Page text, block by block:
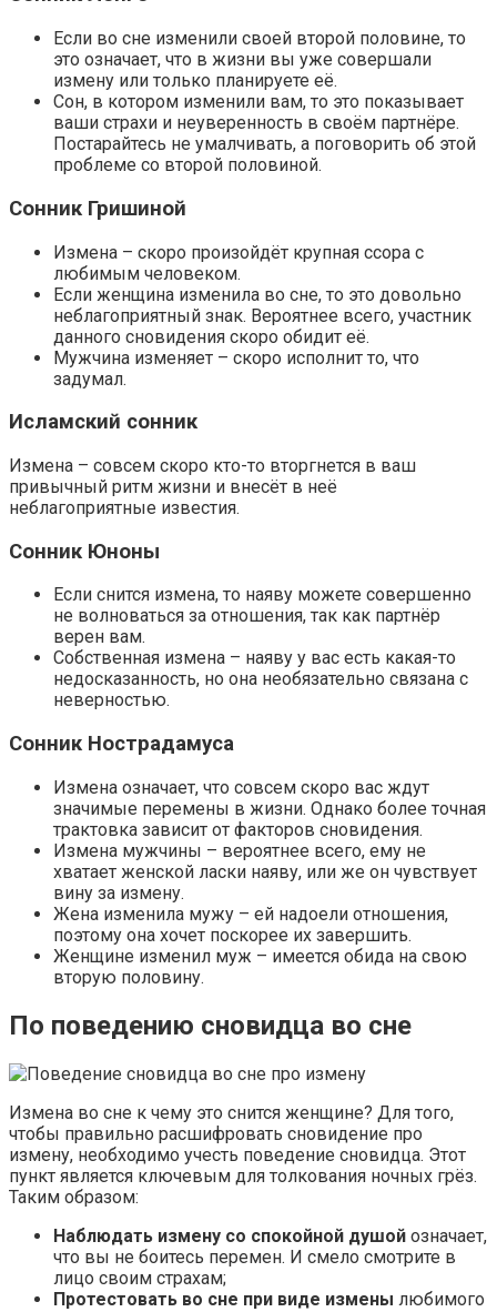
Если во сне изменили своей второй половине, то
это означает, что в жизни вы уже совершали
измену или только планируете её.
Сон, в котором изменили вам, то это показывает
ваши страхи и неуверенность в своём партнёре.
Постарайтесь не умалчивать, а поговорить об этой
проблеме со второй половиной.
Сонник Гришиной
Измена – скоро произойдёт крупная ссора с
любимым человеком.
Если женщина изменила во сне, то это довольно
неблагоприятный знак. Вероятнее всего, участник
данного сновидения скоро обидит её.
Мужчина изменяет – скоро исполнит то, что
задумал.
Исламский сонник
Измена – совсем скоро кто-то вторгнется в ваш
привычный ритм жизни и внесёт в неё
неблагоприятные известия.
Сонник Юноны
Если снится измена, то наяву можете совершенно
не волноваться за отношения, так как партнёр
верен вам.
Собственная измена – наяву у вас есть какая-то
недосказанность, но она необязательно связана с
неверностью.
Сонник Нострадамуса
Измена означает, что совсем скоро вас ждут
значимые перемены в жизни. Однако более точная
трактовка зависит от факторов сновидения.
Измена мужчины – вероятнее всего, ему не
хватает женской ласки наяву, или же он чувствует
вину за измену.
Жена изменила мужу – ей надоели отношения,
поэтому она хочет поскорее их завершить.
Женщине изменил муж – имеется обида на свою
вторую половину.
По поведению сновидца во сне
Измена во сне к чему это снится женщине? Для того,
чтобы правильно расшифровать сновидение про
измену, необходимо учесть поведение сновидца. Этот
пункт является ключевым для толкования ночных грёз.
Таким образом:
Наблюдать измену со спокойной душой означает,
что вы не боитесь перемен. И смело смотрите в
лицо своим страхам;
Протестовать во сне при виде измены любимого